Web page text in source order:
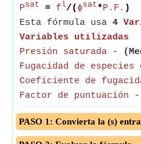
Psat = f l/( ϕsat*P.F. )
Esta fórmula usa 4
Variables utilizadas
Presión saturada -
Fugacidad de
Coeficiente de
Factor de puntuación -
PASO 1: Convierta la (s)